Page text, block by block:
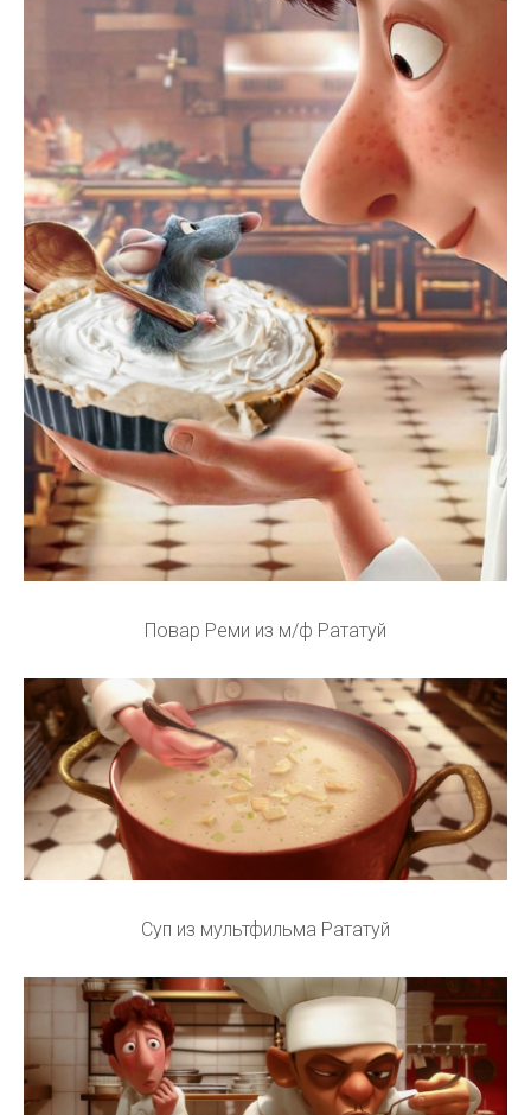
Повар Реми из м/ф Рататуй
Суп из мультфильма Рататуй